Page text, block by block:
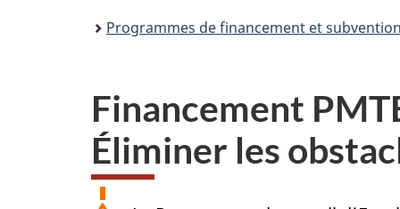
Programmes de financement et
Financement
Éliminer les